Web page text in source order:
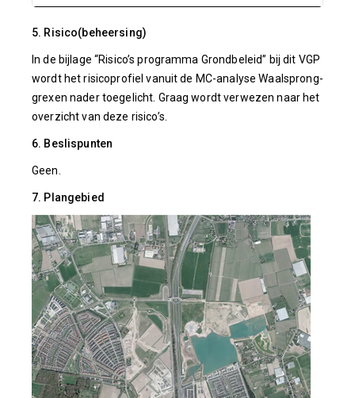
5. Risico(beheersing)
In de bijlage “Risico’s programma Grondbeleid” bij dit VGP
wordt het risicoprofiel vanuit de MC-analyse Waalsprong-
grexen nader toegelicht. Graag wordt verwezen naar het
overzicht van deze risico’s.
6. Beslispunten
Geen.
7. Plangebied